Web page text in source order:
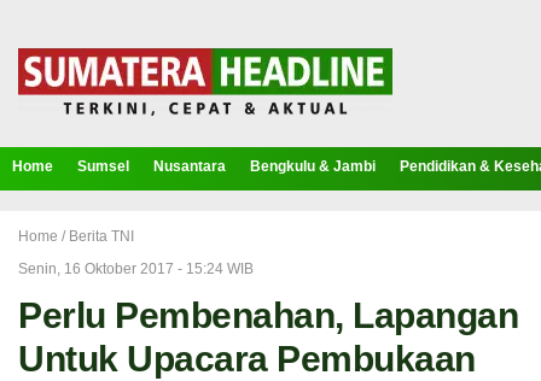
Home Sumsel Nusantara Bengkulu & Jambi Pendidikan &
Home / Berita TNI
Senin, 16 Oktober 2017 - 15:24 WIB
Perlu Pembenahan, Lapangan
Untuk Upacara Pembukaan